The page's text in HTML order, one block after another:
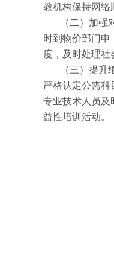
教机构保持网络
（二）加
时到物价部门申
度，及时处理社
（三）提
严格认定公需科
专业技术人员及
益性培训活动。
广东
2016